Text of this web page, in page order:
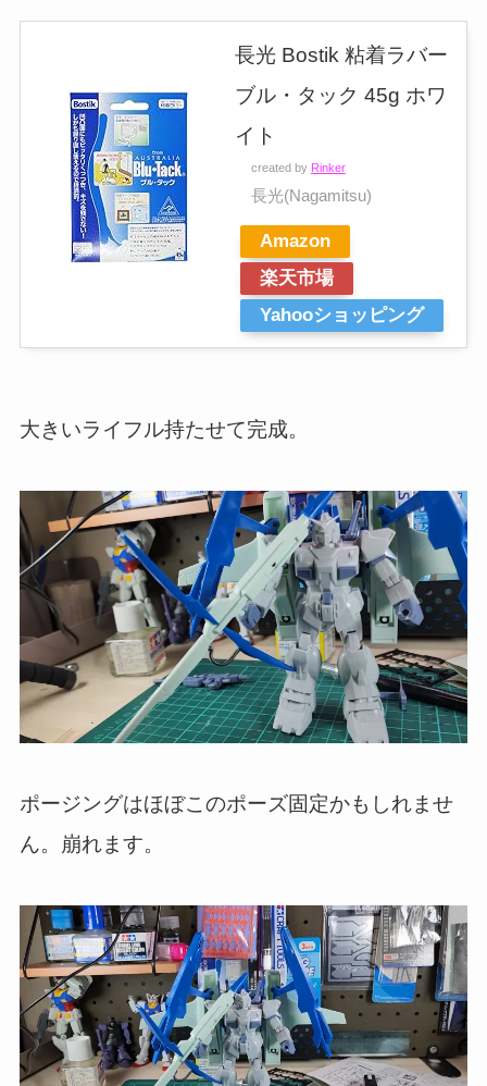
長光 Bostik 粘着ラバー
ブル・タック 45g ホワ
イト
created by Rinker
長光(Nagamitsu)
Amazon
楽天市場
Yahooショッピング
大きいライフル持たせて完成。
ポージングはほぼこのポーズ固定かもしれませ
ん。崩れます。